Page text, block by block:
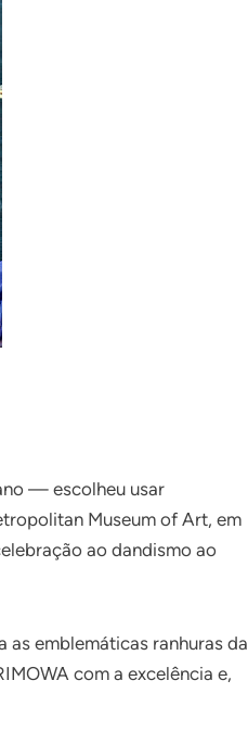
— escolheu usar
Museum of Art, em
ao dandismo ao
as emblemáticas ranhuras da
com a excelência e,